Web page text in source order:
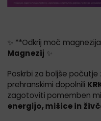
✨ **Odkrij moč
Magnezij ✨
Poskrbi za boljše
prehranskimi dopolnili
zagotoviti pomemben
energijo, mišice in